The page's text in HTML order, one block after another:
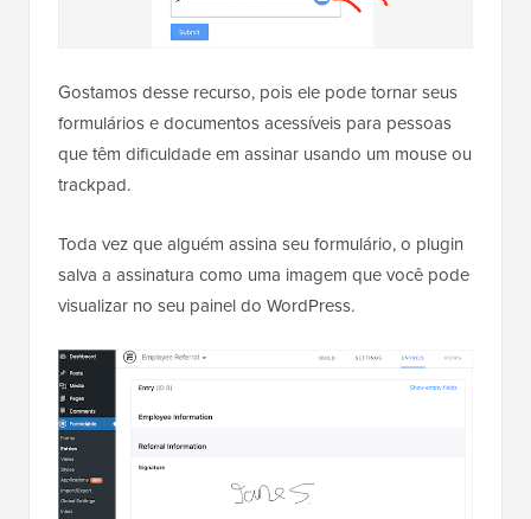
Gostamos desse recurso, pois ele pode tornar seus
formulários e documentos acessíveis para pessoas
que têm dificuldade em assinar usando um mouse ou
trackpad.
Toda vez que alguém assina seu formulário, o plugin
salva a assinatura como uma imagem que você pode
visualizar no seu painel do WordPress.